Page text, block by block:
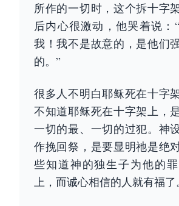
所作的一切时，这个拆十字
后内心很激动，他哭着说：
我！我不是故意的，是他们
的。”
很多人不明白耶稣死在十字
不知道耶稣死在十字架上，
一切的最、一切的过犯。神
作挽回祭，是要显明祂是绝
些知道神的独生子为他的
上，而诚心相信的人就有福了。